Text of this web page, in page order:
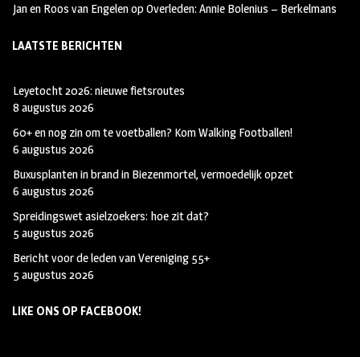
Jan en Roos van EngelenopOverleden: Annie Bolenius – Berkelmans
LAATSTE BERICHTEN
Leyetocht 2026: nieuwe fietsroutes
8 augustus 2026
60+ en nog zin om te voetballen? Kom Walking Footballen!
6 augustus 2026
Buxusplanten in brand in Biezenmortel, vermoedelijk opzet
6 augustus 2026
Spreidingswet asielzoekers: hoe zit dat?
5 augustus 2026
Bericht voor de leden van Vereniging 55+
5 augustus 2026
LIKE ONS OP FACEBOOK!